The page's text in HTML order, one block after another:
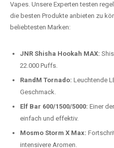
Vapes. Unsere Experten testen
die besten Produkte anbieten zu
beliebtesten Marken:
JNR Shisha Hookah MAX:
22.000 Puffs.
RandM Tornado: Leuchtende
Geschmack.
Elf Bar 600/1500/5000: Einer
einfach und effektiv.
Mosmo Storm X Max:
intensivere Aromen.